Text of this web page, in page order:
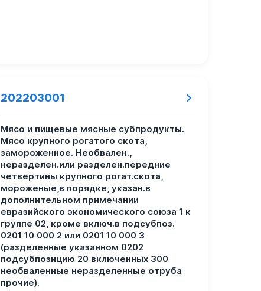
202203001
Мясо и пищевые мясные субпродукты.
Мясо крупного рогатого скота,
замороженное. Необвален.,
неразделен.или разделен.передние
четвертины крупного рогат.скота,
мороженые,в порядке, указан.в
дополнительном примечании
евразийского экономического союза 1 к
группе 02, кроме включ.в подсубпоз.
0201 10 000 2 или 0201 10 000 3
(разделенные указанном 0202
подсубпозицию 20 включенных 300
необваленные неразделенные отруба
прочие).